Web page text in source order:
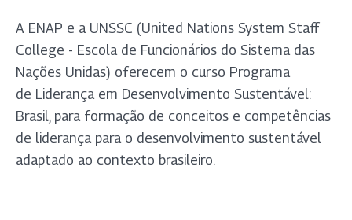
A ENAP e a UNSSC (United Nations System Staff
College - Escola de Funcionários do Sistema das
Nações Unidas) oferecem o curso Programa
de Liderança em Desenvolvimento Sustentável:
Brasil, para formação de conceitos e competências
de liderança para o desenvolvimento sustentável
adaptado ao contexto brasileiro.